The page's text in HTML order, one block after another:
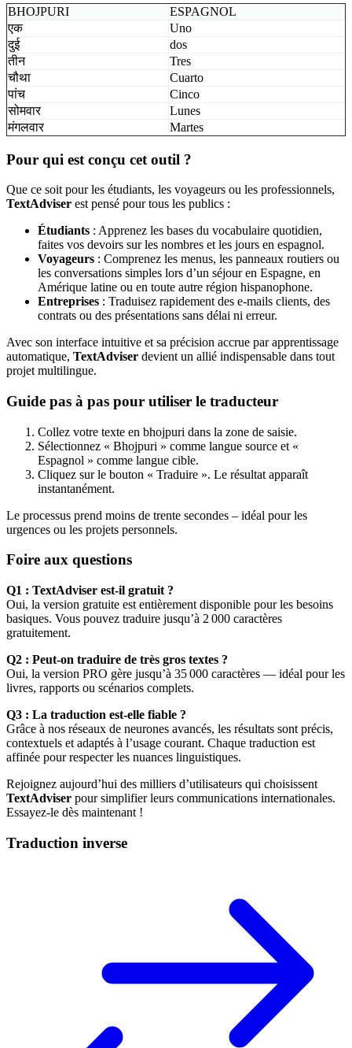
BHOJPURI
ESPAGNOL
एक
Uno
दुई
dos
तीन
Tres
चौथा
Cuarto
पांच
Cinco
सोमवार
Lunes
मंगलवार
Martes
Pour qui est conçu cet outil ?
Que ce soit pour les étudiants, les voyageurs ou les professionnels,
TextAdviser est pensé pour tous les publics :
Étudiants : Apprenez les bases du vocabulaire quotidien,
faites vos devoirs sur les nombres et les jours en espagnol.
Voyageurs : Comprenez les menus, les panneaux routiers ou
les conversations simples lors d’un séjour en Espagne, en
Amérique latine ou en toute autre région hispanophone.
Entreprises : Traduisez rapidement des e-mails clients, des
contrats ou des présentations sans délai ni erreur.
Avec son interface intuitive et sa précision accrue par apprentissage
automatique, TextAdviser devient un allié indispensable dans tout
projet multilingue.
Guide pas à pas pour utiliser le traducteur
Collez votre texte en bhojpuri dans la zone de saisie.
Sélectionnez « Bhojpuri » comme langue source et «
Espagnol » comme langue cible.
Cliquez sur le bouton « Traduire ». Le résultat apparaît
instantanément.
Le processus prend moins de trente secondes – idéal pour les
urgences ou les projets personnels.
Foire aux questions
Q1 : TextAdviser est-il gratuit ?
Oui, la version gratuite est entièrement disponible pour les besoins
basiques. Vous pouvez traduire jusqu’à 2 000 caractères
gratuitement.
Q2 : Peut-on traduire de très gros textes ?
Oui, la version PRO gère jusqu’à 35 000 caractères — idéal pour les
livres, rapports ou scénarios complets.
Q3 : La traduction est-elle fiable ?
Grâce à nos réseaux de neurones avancés, les résultats sont précis,
contextuels et adaptés à l’usage courant. Chaque traduction est
affinée pour respecter les nuances linguistiques.
Rejoignez aujourd’hui des milliers d’utilisateurs qui choisissent
TextAdviser pour simplifier leurs communications internationales.
Essayez-le dès maintenant !
Traduction inverse